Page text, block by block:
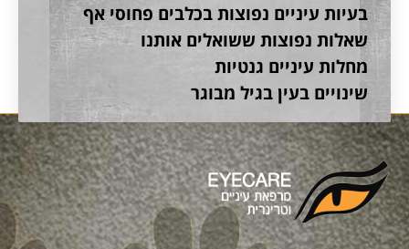
בעיות עיניים נפוצות בכלבים פחוסי אף
שאלות נפוצות ששואלים אותנו
מחלות עיניים גנטיות
שינויים בעין בגיל מבוגר